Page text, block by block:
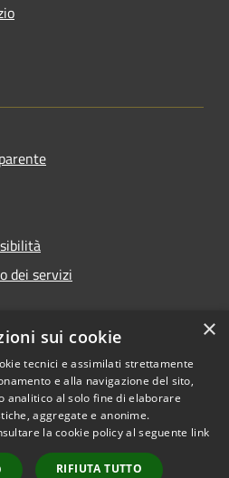
dei servizi
Copyright © 2026 • Comune di
Treviglio • Powered by
Municipium•Accesso
redazione
×
sui cookie
tecnici e assimilati strettamente
e alla navigazione del sito,
analitico al solo fine di elaborare
aggregate e anonime.
la cookie policy al seguente link
RIFIUTA TUTTO